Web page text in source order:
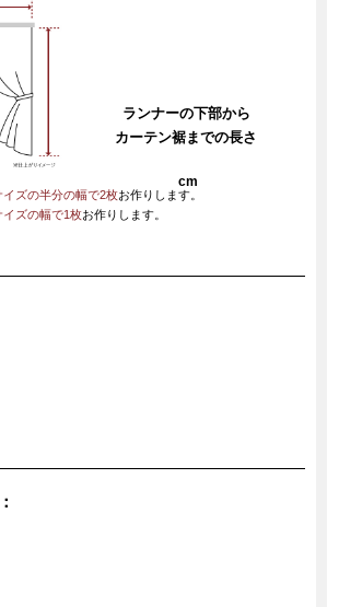
イズの半分の幅で2枚お作りします。
イズの幅で1枚お作りします。
ランナーの下部から
カーテン裾までの長さ
cm